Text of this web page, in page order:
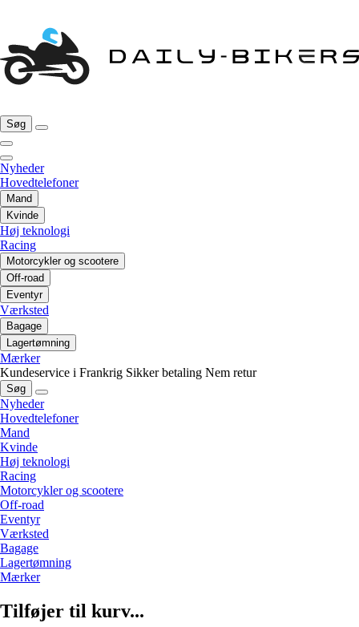
Søg
Nyheder
Hovedtelefoner
Mand
Kvinde
Høj teknologi
Racing
Motorcykler og scootere
Off-road
Eventyr
Værksted
Bagage
Lagertømning
Mærker
Kundeservice i Frankrig Sikker betaling Nem retur
Søg
Nyheder
Hovedtelefoner
Mand
Kvinde
Høj teknologi
Racing
Motorcykler og scootere
Off-road
Eventyr
Værksted
Bagage
Lagertømning
Mærker
Tilføjer til kurv...